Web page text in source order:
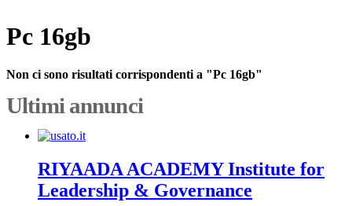
Pc 16gb
Non ci sono risultati corrispondenti a "Pc 16gb"
Ultimi annunci
RIYAADA ACADEMY Institute for
Leadership & Governance